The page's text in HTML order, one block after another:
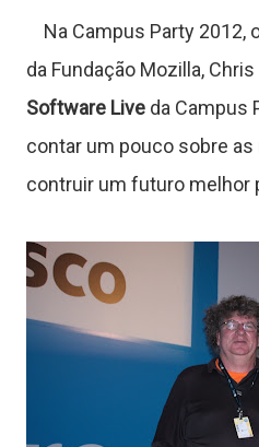
Na Campus Party 2012,
da Fundação Mozilla,
Software Live da Campus
contar um pouco sobre
contruir um futuro melhor